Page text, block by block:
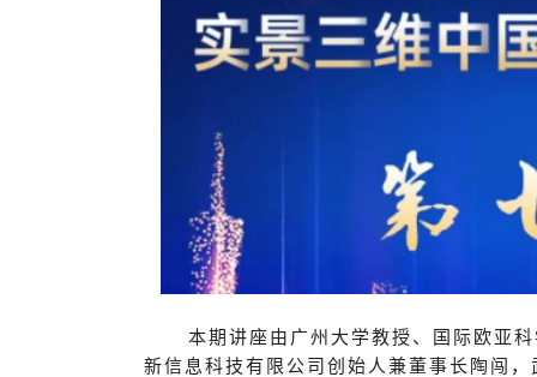
本期讲座由广州大学教授、国际欧亚
新信息科技有限公司创始人兼董事长陶闯